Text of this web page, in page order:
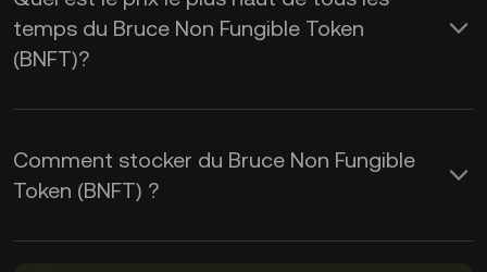
temps du Bruce Non Fungible Token
(BNFT)?
Comment stocker du Bruce Non Fungible
Token (BNFT) ?